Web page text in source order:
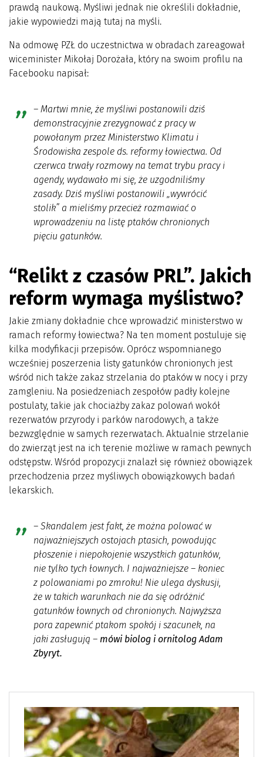
prawdą naukową. Myśliwi jednak nie określili dokładnie,
jakie wypowiedzi mają tutaj na myśli.
Na odmowę PZŁ do uczestnictwa w obradach zareagował
wiceminister Mikołaj Dorożała, który na swoim profilu na
Facebooku napisał:
– Martwi mnie, że myśliwi postanowili dziś
demonstracyjnie zrezygnować z pracy w
powołanym przez Ministerstwo Klimatu i
Środowiska zespole ds. reformy łowiectwa. Od
czerwca trwały rozmowy na temat trybu pracy i
agendy, wydawało mi się, że uzgodniliśmy
zasady. Dziś myśliwi postanowili „wywrócić
stolik” a mieliśmy przecież rozmawiać o
wprowadzeniu na listę ptaków chronionych
pięciu gatunków.
“Relikt z czasów PRL”. Jakich
reform wymaga myślistwo?
Jakie zmiany dokładnie chce wprowadzić ministerstwo w
ramach reformy łowiectwa? Na ten moment postuluje się
kilka modyfikacji przepisów. Oprócz wspomnianego
wcześniej poszerzenia listy gatunków chronionych jest
wśród nich także zakaz strzelania do ptaków w nocy i przy
zamgleniu. Na posiedzeniach zespołów padły kolejne
postulaty, takie jak chociażby zakaz polowań wokół
rezerwatów przyrody i parków narodowych, a także
bezwzględnie w samych rezerwatach. Aktualnie strzelanie
do zwierząt jest na ich terenie możliwe w ramach pewnych
odstępstw. Wśród propozycji znalazł się również obowiązek
przechodzenia przez myśliwych obowiązkowych badań
lekarskich.
– Skandalem jest fakt, że można polować w
najważniejszych ostojach ptasich, powodując
płoszenie i niepokojenie wszystkich gatunków,
nie tylko tych łownych. I najważniejsze – koniec
z polowaniami po zmroku! Nie ulega dyskusji,
że w takich warunkach nie da się odróżnić
gatunków łownych od chronionych. Najwyższa
pora zapewnić ptakom spokój i szacunek, na
jaki zasługują – mówi biolog i ornitolog Adam
Zbyryt.